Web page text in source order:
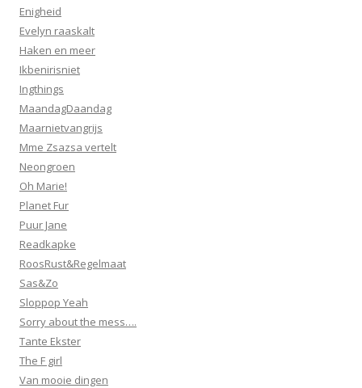
Enigheid
Evelyn raaskalt
Haken en meer
Ikbenirisniet
Ingthings
MaandagDaandag
Maarnietvangrijs
Mme Zsazsa vertelt
Neongroen
Oh Marie!
Planet Fur
Puur Jane
Readkapke
RoosRust&Regelmaat
Sas&Zo
Sloppop Yeah
Sorry about the mess….
Tante Ekster
The F girl
Van mooie dingen